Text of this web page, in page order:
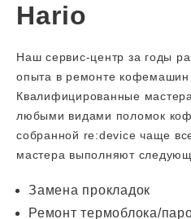
Hario
Наш сервис-центр за годы
опыта в ремонте кофемашин
Квалифицированные
любыми видами поломок
собранной re:device чаще
мастера выполняют
Замена прокладок
Ремонт термоблока/